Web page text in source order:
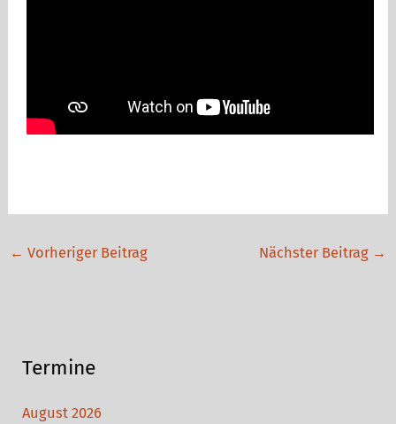
← Vorheriger Beitrag Nächster Beitrag →
Termine
August 2026